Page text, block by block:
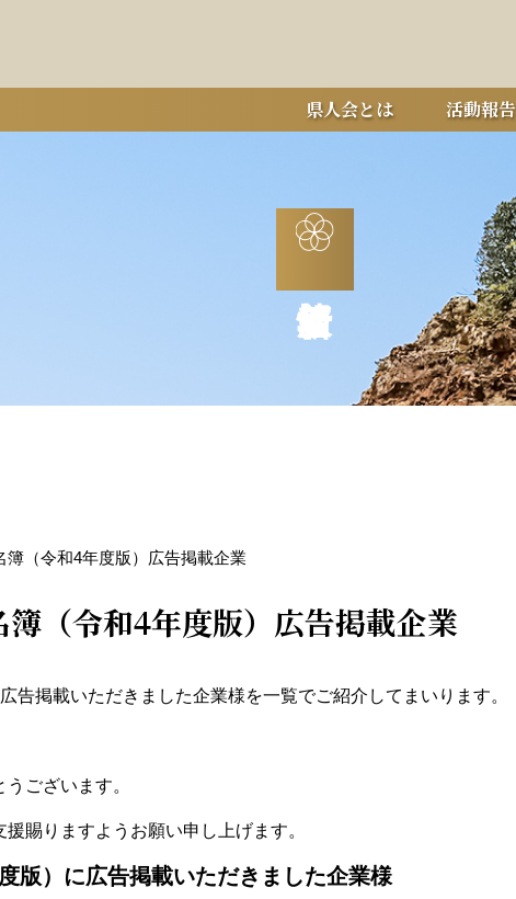
県人会とは
活動報告
簿（令和4年度版）広告掲載企業
（令和4年度版）広告掲載企業
告掲載いただきました企業様を一覧でご紹介してまいります。
ございます。
賜りますようお願い申し上げます。
版）に広告掲載いただきました企業様